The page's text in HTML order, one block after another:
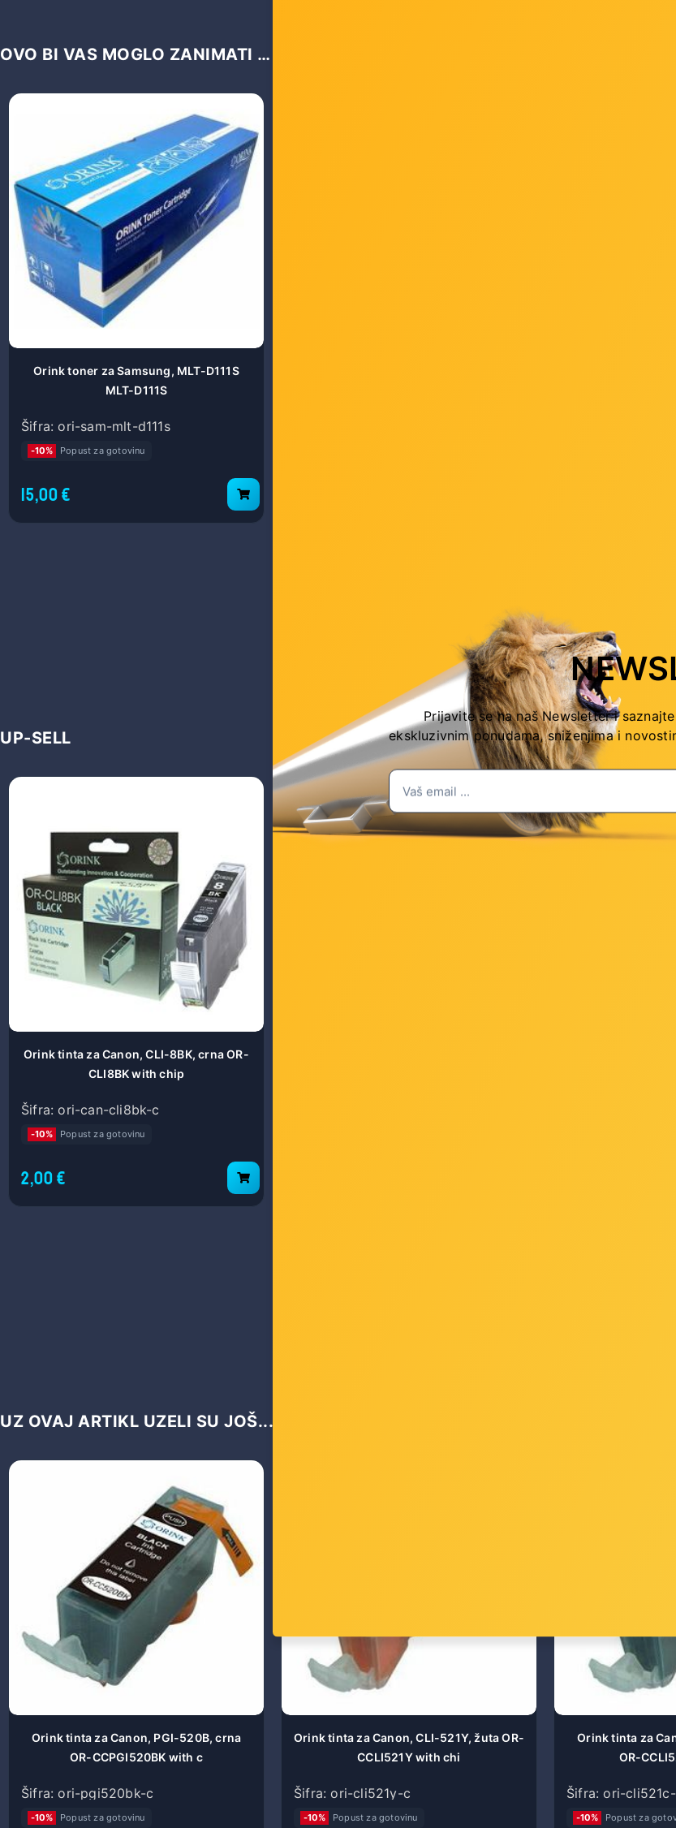
OVO BI VAS MOGLO ZANIMATI …
Orink toner za Samsung, MLT-D111S
MLT-D111S
Šifra: ori-sam-mlt-d111s
-10% Popust za gotovinu
15,00 €
UP-SELL
Orink tinta za Canon, CLI-8BK, crna OR-
CLI8BK with chip
Šifra: ori-can-cli8bk-c
-10% Popust za gotovinu
2,00 €
UZ OVAJ ARTIKL UZELI SU JOŠ...
Orink tinta za Canon, PGI-520B, crna
OR-CCPGI520BK with c
Šifra: ori-pgi520bk-c
-10% Popust za gotovinu
Orink tinta za Canon, CLI-521Y, žuta OR-
CCLI521Y with chi
Šifra: ori-cli521y-c
-10% Popust za gotovinu
Orink tinta za
OR-
Šifra: ori-
-10% Popust za
Prijavite se na naš Newsletter i
ekskluzivnim ponudama, sniženjima i